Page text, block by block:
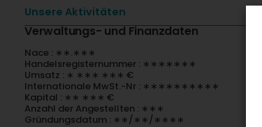
Unsere Aktivitäten
Verwaltungs- und Finanzdaten
Nace : ∗∗.∗∗∗
Handelsregisternummer : ∗∗∗∗∗∗∗
Umsatz : ∗ ∗∗∗ ∗∗∗ €
Internationale MwSt.-Nr : ∗∗∗∗∗∗∗∗∗∗
Kapital : ∗∗ ∗∗∗ €
Anzahl der Angestellten : ∗∗∗
Gründungsdatum : ∗∗/∗∗/∗∗∗∗